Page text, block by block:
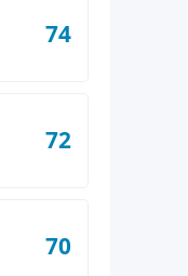
74
72
70